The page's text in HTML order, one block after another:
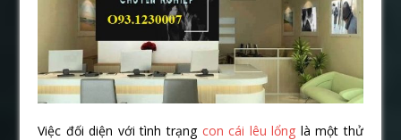
Việc đối diện với tình trạng con cái lêu lổng là một thử